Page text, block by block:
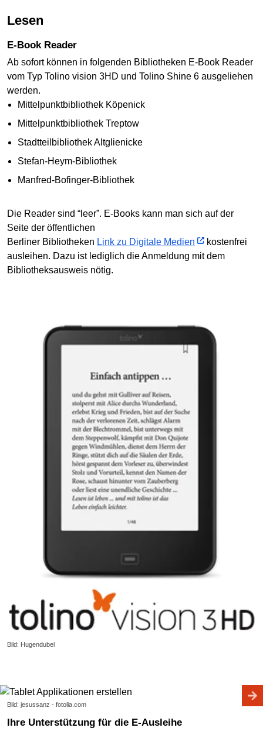
Lesen
Bild: Hugendubel
E-Book Reader
Ab sofort können in folgenden Bibliotheken E-Book Reader
vom Typ Tolino vision 3HD und Tolino Shine 6 ausgeliehen
werden.
Mittelpunktbibliothek Köpenick
Mittelpunktbibliothek Treptow
Stadtteilbibliothek Altglienicke
Stefan-Heym-Bibliothek
Manfred-Bofinger-Bibliothek
Die Reader sind “leer”. E-Books kann man sich auf der
Seite der öffentlichen
Berliner Bibliotheken Link zu Digitale Medien
kostenfrei
ausleihen. Dazu ist lediglich die Anmeldung mit dem
Bibliotheksausweis nötig.
Bild: jesussanz - fotolia.com
Ihre Unterstützung für die E-Ausleihe